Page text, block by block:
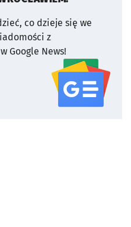
co dzieje się we
z
Google News!
serwisu